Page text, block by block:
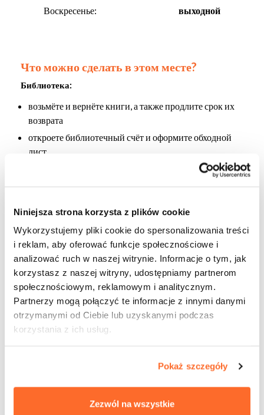
Niniejsza strona korzysta z plików cookie
Wykorzystujemy pliki cookie do spersonalizowania treści
i reklam, aby oferować funkcje społecznościowe i
analizować ruch w naszej witrynie. Informacje o tym, jak
korzystasz z naszej witryny, udostępniamy partnerom
społecznościowym, reklamowym i analitycznym.
Partnerzy mogą połączyć te informacje z innymi danymi
otrzymanymi od Ciebie lub uzyskanymi podczas
korzystania z ich usług.
Pokaż szczegóły
Zezwól na wszystkie
Воскресенье:
выходной
Что можно сделать в этом месте?
Библиотека:
возьмёте и вернёте книги, а также продлите срок их
возврата
откроете библиотечный счёт и оформите обходной
лист
получите информацию о фондах библиотеки и
узнаете, как искать информацию в каталогах других
библиотек, цифровых репозиториях и электронных
журналах
получите рекомендации по выбору литературы для
написания курсовых и дипломных работ
Читальный зал :
воспользуетесь компьютерными местами и сканером
получите доступ к библиотечным фондам,
данных и программному обеспечению